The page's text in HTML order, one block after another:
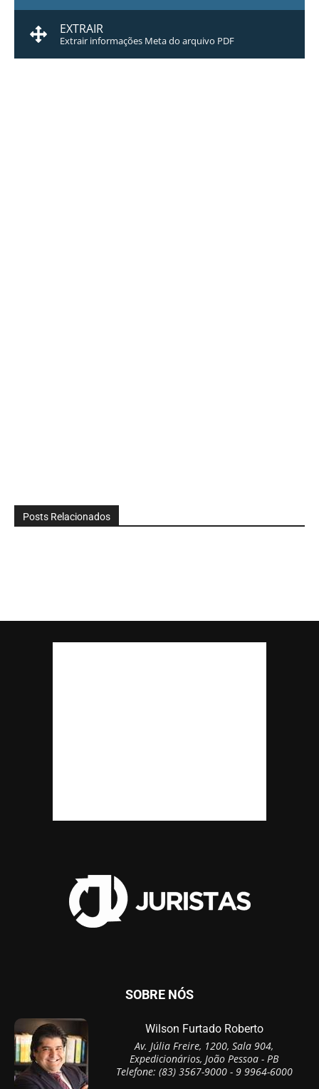
EXTRAIR
Extrair informações Meta do arquivo PDF
Posts Relacionados
SOBRE NÓS
Wilson Furtado Roberto
Av. Júlia Freire, 1200, Sala 904,
Expedicionários, João Pessoa - PB
Telefone: (83) 3567-9000 - 9 9964-6000